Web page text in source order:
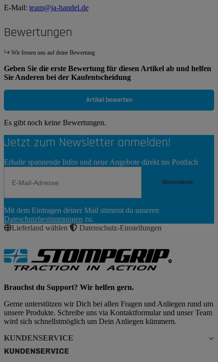
E-Mail: team@ja-handel.de
Bewertungen
Wir freuen uns auf deine Bewertung
Geben Sie die erste Bewertung für diesen Artikel ab und helfen
Sie Anderen bei der Kaufentscheidung
Artikel bewerten
Es gibt noch keine Bewertungen.
Jetzt zum Newsletter anmelden!
Erhalte spannende Infos und neue Angebote direkt ins Postfach
Abonnieren
Abonnieren
Mit dem Eintragen deiner Mail stimmst du unseren
Dateschutzbestimmungen zu.
Lieferland wählen
Datenschutz-Einstellungen
Brauchst du Support? Wir helfen gern.
Gerne unterstützen wir Dich bei allen Fragen und Anliegen rund um
unsere Produkte. Schreibe uns via Kontaktformular und unser Team
wird sich schnellstmöglich um Dein Anliegen kümmern.
KUNDENSERVICE
KUNDENSERVICE